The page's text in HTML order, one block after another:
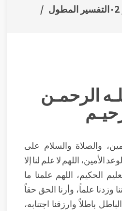
/
الرحمـن
والصلاة والسلام على
الأمين، اللهم لا علم لنا إلا
الحكيم، اللهم علمنا ما
وزدنا علماً، وأرنا الحق حقاً
باطلاً وارزقنا اجتنابه،